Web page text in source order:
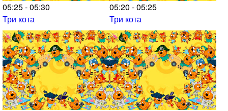
05:25 - 05:30
Три кота
05:20 - 05:25
Три кота